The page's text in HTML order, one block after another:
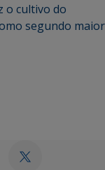
o cultivo do
segundo maior